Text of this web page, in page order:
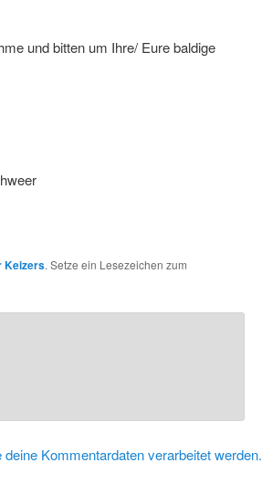
und bitten um Ihre/ Eure baldige
Keizers. Setze ein Lesezeichen zum
deine Kommentardaten verarbeitet werden.